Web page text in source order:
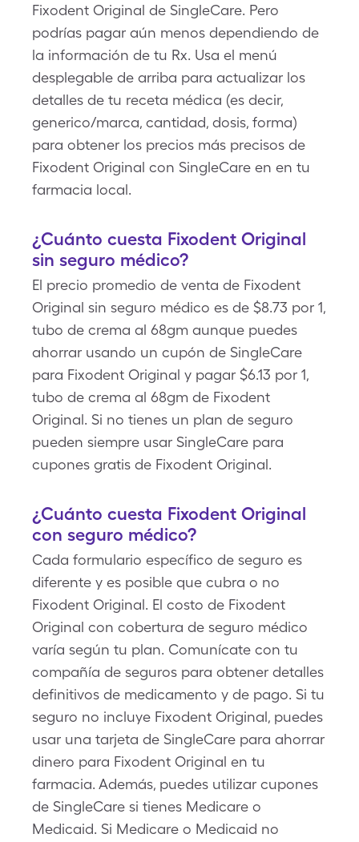
Fixodent Original de SingleCare. Pero
podrías pagar aún menos dependiendo de
la información de tu Rx. Usa el menú
desplegable de arriba para actualizar los
detalles de tu receta médica (es decir,
generico/marca, cantidad, dosis, forma)
para obtener los precios más precisos de
Fixodent Original con SingleCare en en tu
farmacia local.
¿Cuánto cuesta Fixodent Original
sin seguro médico?
El precio promedio de venta de Fixodent
Original sin seguro médico es de $8.73 por 1,
tubo de crema al 68gm aunque puedes
ahorrar usando un cupón de SingleCare
para Fixodent Original y pagar $6.13 por 1,
tubo de crema al 68gm de Fixodent
Original. Si no tienes un plan de seguro
pueden siempre usar SingleCare para
cupones gratis de Fixodent Original.
¿Cuánto cuesta Fixodent Original
con seguro médico?
Cada formulario específico de seguro es
diferente y es posible que cubra o no
Fixodent Original. El costo de Fixodent
Original con cobertura de seguro médico
varía según tu plan. Comunícate con tu
compañía de seguros para obtener detalles
definitivos de medicamento y de pago. Si tu
seguro no incluye Fixodent Original, puedes
usar una tarjeta de SingleCare para ahorrar
dinero para Fixodent Original en tu
farmacia. Además, puedes utilizar cupones
de SingleCare si tienes Medicare o
Medicaid. Si Medicare o Medicaid no